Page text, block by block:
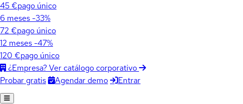
45 €pago único
6 meses -33%
72 €pago único
12 meses -47%
120 €pago único
¿Empresa? Ver catálogo corporativo
Probar gratis
Agendar demo Entrar